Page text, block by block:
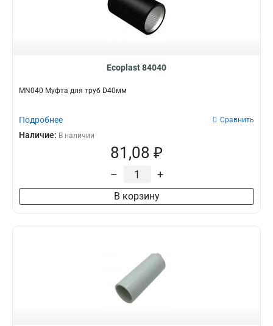
Ecoplast 84040
MN040 Муфта для труб D40мм
Подробнее Сравнить
Наличие: В наличии
81,08 ₽
– +
В корзину